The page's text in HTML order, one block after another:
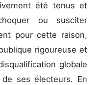
été tenus et
ou susciter
pour cette raison,
rigoureuse et
globale
de ses électeurs. En